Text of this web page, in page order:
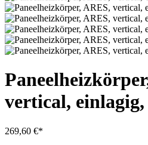
vertical,
269,60 €*